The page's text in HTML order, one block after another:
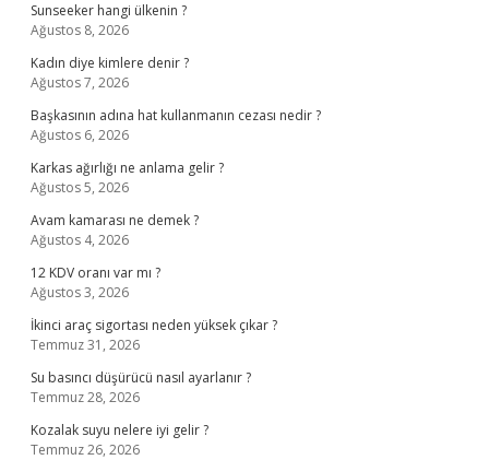
Sunseeker hangi ülkenin ?
Ağustos 8, 2026
Kadın diye kimlere denir ?
Ağustos 7, 2026
Başkasının adına hat kullanmanın cezası nedir ?
Ağustos 6, 2026
Karkas ağırlığı ne anlama gelir ?
Ağustos 5, 2026
Avam kamarası ne demek ?
Ağustos 4, 2026
12 KDV oranı var mı ?
Ağustos 3, 2026
İkinci araç sigortası neden yüksek çıkar ?
Temmuz 31, 2026
Su basıncı düşürücü nasıl ayarlanır ?
Temmuz 28, 2026
Kozalak suyu nelere iyi gelir ?
Temmuz 26, 2026